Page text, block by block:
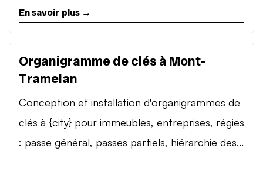
En savoir plus →
Organigramme de clés à Mont-
Tramelan
Conception et installation d'organigrammes de
clés à {city} pour immeubles, entreprises, régies
: passe général, passes partiels, hiérarchie des...